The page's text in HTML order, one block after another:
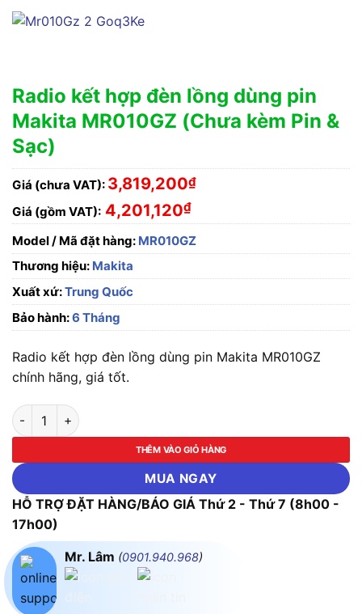
Radio kết hợp đèn lồng dùng pin
Makita MR010GZ (Chưa kèm Pin &
Sạc)
Giá (chưa VAT): 3,819,200₫
Giá (gồm VAT): 4,201,120₫
Model / Mã đặt hàng: MR010GZ
Thương hiệu: Makita
Xuất xứ:Trung Quốc
Bảo hành:6 Tháng
Radio kết hợp đèn lồng dùng pin Makita MR010GZ
chính hãng, giá tốt.
Radio kết hợp đèn lồng dùng pin Makita MR010GZ (Chưa kèm
THÊM VÀO GIỎ HÀNG
MUA NGAY
HỖ TRỢ ĐẶT HÀNG/BÁO GIÁ Thứ 2 - Thứ 7 (8h00 -
17h00)
Mr. Lâm (0901.940.968)